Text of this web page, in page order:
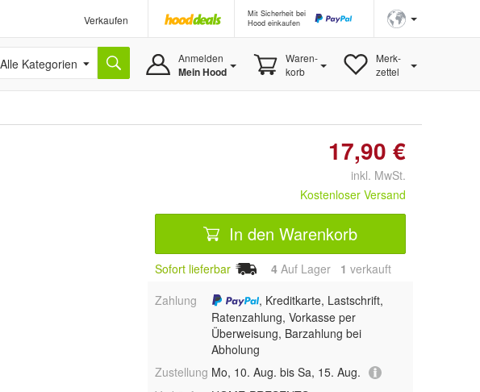
Verkaufen
Mit Sicherheit bei
Hood einkaufen
Alle Kategorien Anmelden
Mein Hood
Waren-
korb
Merk-
zettel
17,90 €
inkl. MwSt.
Kostenloser Versand
In den Warenkorb
Sofort lieferbar 4 Auf Lager 1 verkauft
Zahlung
, Kreditkarte, Lastschrift,
Ratenzahlung, Vorkasse per
Überweisung, Barzahlung bei
Abholung
Zustellung Mo, 10. Aug. bis Sa, 15. Aug.